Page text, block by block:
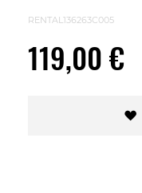
RENTAL136263C005
119,00 €